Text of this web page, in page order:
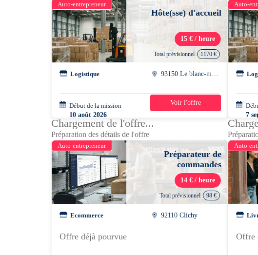
Auto-entrepreneur
Hôte(sse) d'accueil
15 € / heure
Total prévisionnel 1170 €
Logistique
Début de la mission
10 août 2026
08h00 - 17h00
2 semaines
Voir l'offre
Auto-
7
Chargement de l'offre...
Préparation des détails de l'offre
Auto-entrepreneur
Préparateur de
commandes
14 € / heure
Total prévisionnel 98 €
Ecommerce 92110 Clichy
Offre déjà pourvue
Auto-
Offre